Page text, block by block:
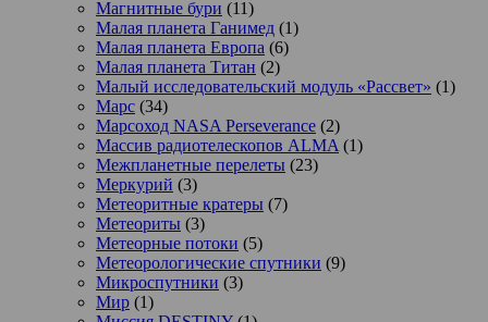
Магнитные бури (11)
Малая планета Ганимед (1)
Малая планета Европа (6)
Малая планета Титан (2)
Малый исследовательский модуль «Рассвет» (1)
Марс (34)
Марсоход NASA Perseverance (2)
Массив радиотелескопов ALMA (1)
Межпланетные перелеты (23)
Меркурий (3)
Метеоритные кратеры (7)
Метеориты (3)
Метеорные потоки (5)
Метеорологические спутники (9)
Микроспутники (3)
Мир (1)